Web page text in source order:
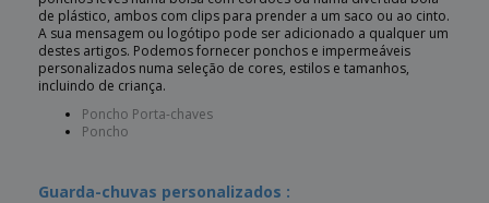
de plástico, ambos com clips para prender a um saco ou ao cinto.
A sua mensagem ou logótipo pode ser adicionado a qualquer um
destes artigos. Podemos fornecer ponchos e impermeáveis
personalizados numa seleção de cores, estilos e tamanhos,
incluindo de criança.
Poncho Porta-chaves
Poncho
Guarda-chuvas personalizados :